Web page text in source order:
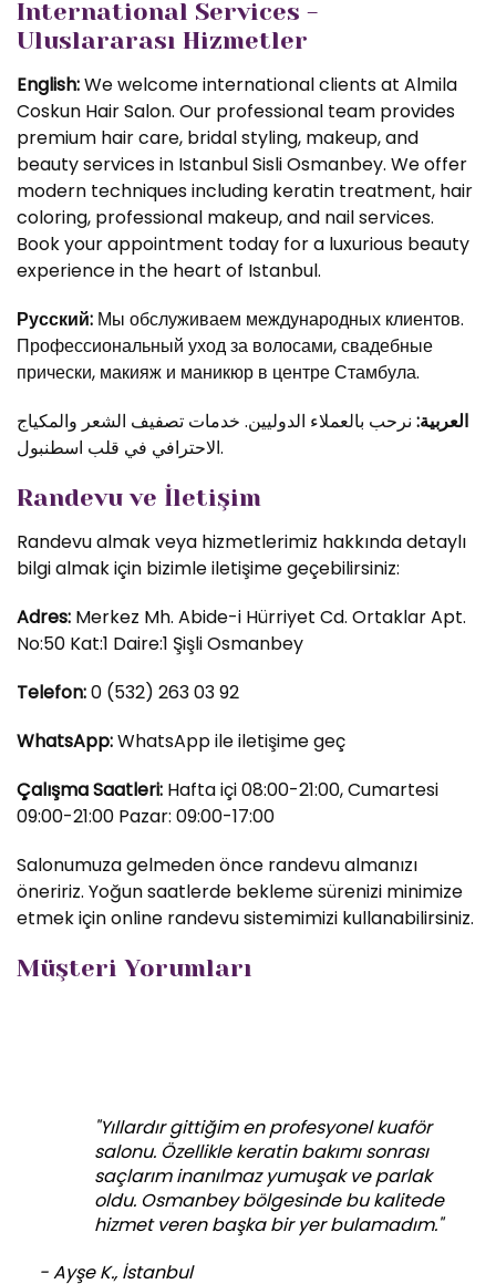
International Services -
Uluslararası Hizmetler
English:We welcome international clients at Almila
Coskun Hair Salon. Our professional team provides
premium hair care, bridal styling, makeup, and
beauty services in Istanbul Sisli Osmanbey. We offer
modern techniques including keratin treatment, hair
coloring, professional makeup, and nail services.
Book your appointment today for a luxurious beauty
experience in the heart of Istanbul.
Русский: Мы обслуживаем международных клиентов.
Профессиональный уход за волосами, свадебные
прически, макияж и маникюр в центре Стамбула.
العربية: نرحب بالعملاء الدوليين. خدمات تصفيف الشعر والمكياج
الاحترافي في قلب اسطنبول.
Randevu ve İletişim
Randevu almak veya hizmetlerimiz hakkında detaylı
bilgi almak için bizimle iletişime geçebilirsiniz:
Adres: Merkez Mh. Abide-i Hürriyet Cd. Ortaklar Apt.
No:50 Kat:1 Daire:1 Şişli Osmanbey
Telefon:0 (532) 263 03 92
WhatsApp:WhatsApp ile iletişime geç
Çalışma Saatleri: Hafta içi 08:00-21:00, Cumartesi
09:00-21:00 Pazar: 09:00-17:00
Salonumuza gelmeden önce randevu almanızı
öneririz. Yoğun saatlerde bekleme sürenizi minimize
etmek için online randevu sistemimizi kullanabilirsiniz.
Müşteri Yorumları
"Yıllardır gittiğim en profesyonel kuaför
salonu. Özellikle keratin bakımı sonrası
saçlarım inanılmaz yumuşak ve parlak
oldu. Osmanbey bölgesinde bu kalitede
hizmet veren başka bir yer bulamadım."
- Ayşe K., İstanbul